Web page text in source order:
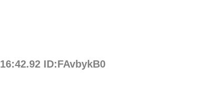
ID:FAvbykB0